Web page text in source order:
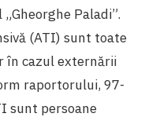
Paladi”.
(ATI) sunt toate
în cazul externării
raportorului, 97-
sunt persoane